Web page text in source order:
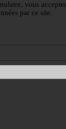
vous
par ce site.